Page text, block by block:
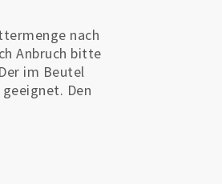
nach
Anbruch bitte
im Beutel
Den